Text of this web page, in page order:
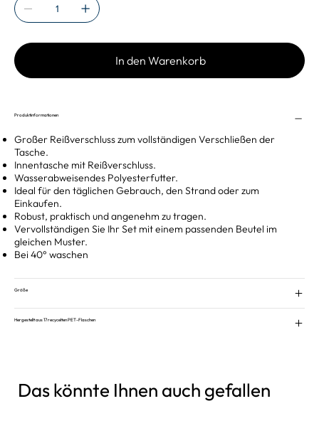
In den Warenkorb
Produktinformationen
Großer Reißverschluss zum vollständigen Verschließen der
Tasche.
Innentasche mit Reißverschluss.
Wasserabweisendes Polyesterfutter.
Ideal für den täglichen Gebrauch, den Strand oder zum
Einkaufen.
Robust, praktisch und angenehm zu tragen.
Vervollständigen Sie Ihr Set mit einem passenden Beutel im
gleichen Muster.
Bei 40° waschen
Größe
Hergestellt aus 17 recycelten PET-Flaschen
Das könnte Ihnen auch gefallen